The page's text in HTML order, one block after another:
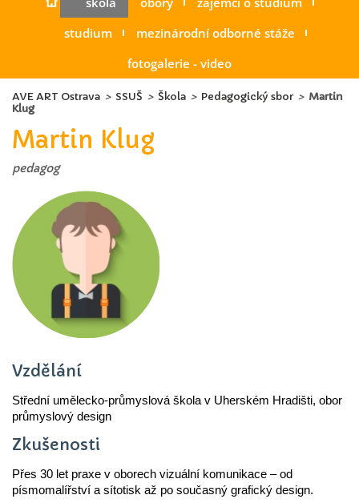
studium
mezinárodní odborné stáže
fotogalerie - video
AVE ART Ostrava > SSUŠ > Škola > Pedagogický sbor > Martin
Klug
Martin Klug
pedagog
Vzdělání
Střední umělecko-průmyslová škola v Uherském Hradišti, obor
průmyslový design
Zkušenosti
Přes 30 let praxe v oborech vizuální komunikace – od
písmomalířství a sítotisk až po současný grafický design.